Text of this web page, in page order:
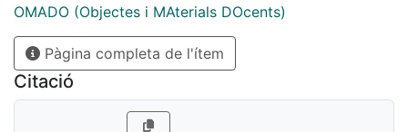
seva tasca estarà encaminada a buscar les estratègies
metodològiques dins de la realitat del centre on
treballa per a posar en relació aquests elements en la
pràctica i l’estudiant.
Com en tota relació educativa, el tutor o tutora ha de
conèixer què és allò que el subjecte de l’educació –en
OMADO (Objectes i MAterials DOcents)
Pàgina completa de l'ítem
Citació